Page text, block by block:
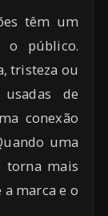
têm um
o público.
tristeza ou
de
conexão
uma
torna mais
marca e o